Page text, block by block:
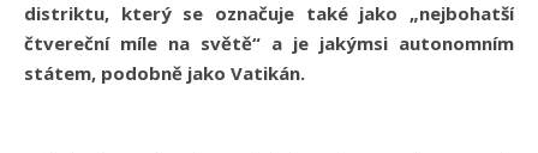
distriktu, který se označuje také jako „nejbohatší
čtvereční míle na světě“ a je jakýmsi autonomním
státem, podobně jako Vatikán.